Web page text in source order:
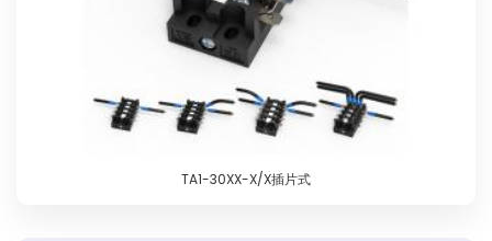
TA1-30XX-X/X插片式